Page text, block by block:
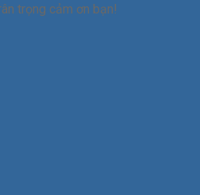
trọng cảm ơn bạn!